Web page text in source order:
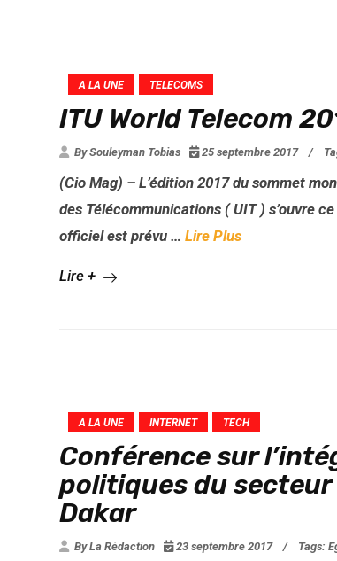
A LA UNE TELECOMS
ITU World Telecom
By Souleyman Tobias 25 septembre 2017 /
(Cio Mag) – L’édition 2017 du sommet
des Télécommunications ( UIT ) s’ouvre
officiel est prévu … Lire Plus
Lire +
A LA UNE INTERNET TECH
Conférence sur
politiques du secteur
Dakar
By La Rédaction 23 septembre 2017 / Tags: